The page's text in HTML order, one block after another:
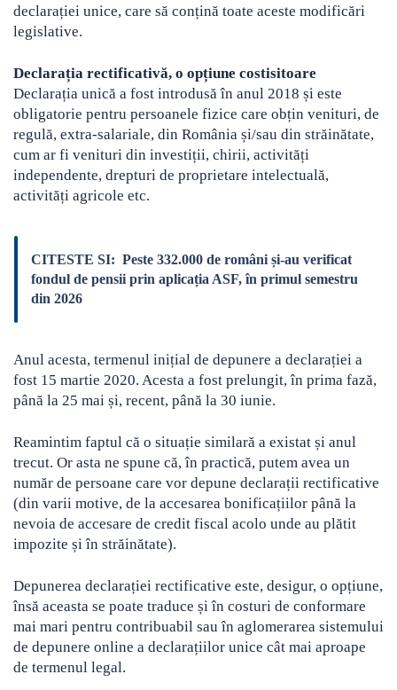
declarației unice, care să conțină toate aceste modificări
legislative.
Declarația rectificativă, o opțiune costisitoare
Declarația unică a fost introdusă în anul 2018 și este
obligatorie pentru persoanele fizice care obțin venituri, de
regulă, extra-salariale, din România și/sau din străinătate,
cum ar fi venituri din investiții, chirii, activități
independente, drepturi de proprietare intelectuală,
activități agricole etc.
CITESTE SI: Peste 332.000 de români și-au verificat
fondul de pensii prin aplicația ASF, în primul semestru
din 2026
Anul acesta, termenul inițial de depunere a declarației a
fost 15 martie 2020. Acesta a fost prelungit, în prima fază,
până la 25 mai și, recent, până la 30 iunie.
Reamintim faptul că o situație similară a existat și anul
trecut. Or asta ne spune că, în practică, putem avea un
număr de persoane care vor depune declarații rectificative
(din varii motive, de la accesarea bonificațiilor până la
nevoia de accesare de credit fiscal acolo unde au plătit
impozite și în străinătate).
Depunerea declarației rectificative este, desigur, o opțiune,
însă aceasta se poate traduce și în costuri de conformare
mai mari pentru contribuabil sau în aglomerarea sistemului
de depunere online a declarațiilor unice cât mai aproape
de termenul legal.